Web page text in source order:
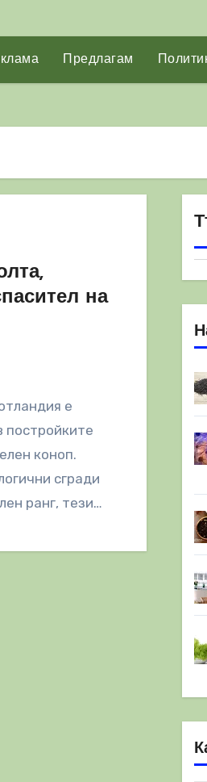
Предлагам
на
е
постройките
коноп.
сгради
ранг, тези…